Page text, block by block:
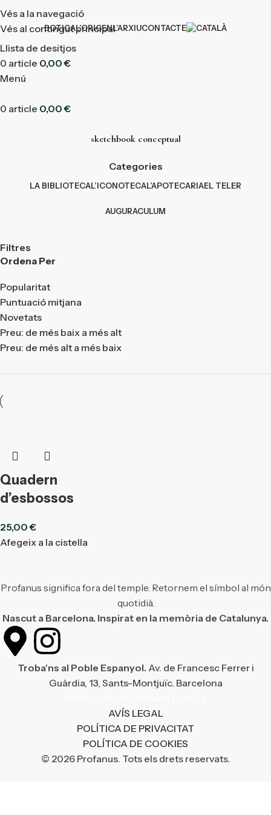
Vés a la navegació
Vés al contingut principal
BOTIGAL’ORIGENL’ARXIUCONTACTE
Llista de desitjos
0 article 0,00€
Menú
0 article 0,00€
sketchbook conceptual
Categories
LA BIBLIOTECAL’ICONOTECAL’APOTECARIAEL TELER
AUGURACULUM
Filtres
Ordena Per
Popularitat
Puntuació mitjana
Novetats
Preu: de més baix a més alt
Preu: de més alt a més baix
Quadern
d’esbossos
25,00€
Afegeix a la cistella
Profanus significa fora del temple. Retornem el símbol al món
quotidià.
Nascut a Barcelona. Inspirat en la memòria de Catalunya.
Troba'ns al Poble Espanyol. Av. de Francesc Ferrer i
Guàrdia, 13, Sants-Montjuïc. Barcelona
AVÍS LEGAL
POLÍTICA DE PRIVACITAT
POLÍTICA DE COOKIES
© 2026 Profanus. Tots els drets reservats.